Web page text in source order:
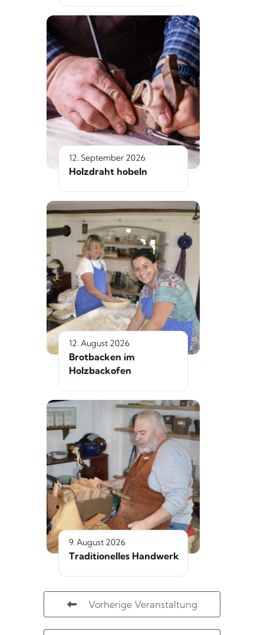
12. September 2026
Holzdraht hobeln
12. August 2026
Brotbacken im
Holzbackofen
9. August 2026
Traditionelles Handwerk
Vorherige Veranstaltung